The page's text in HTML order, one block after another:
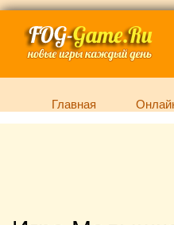
Главная